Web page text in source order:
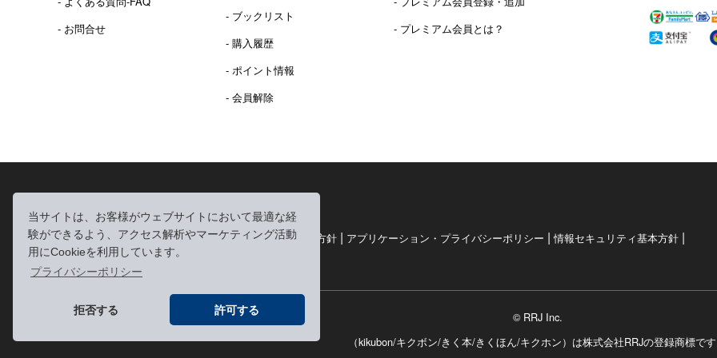
当サイトは、お客様がウェブサイトにおいて最適な経
験ができるよう、アクセス解析やマーケティング活動
用にCookieを利用しています。
プライバシーポリシー
拒否する 許可する
- お問合せ
- ブックリスト
- 購入履歴
- ポイント情報
- 会員解除
- プレミアム会員とは？
利用規約|個人情報の取り扱いについて| 個人情報保護方針 | アプリケーション・プライバシーポリシー |情報セキュリティ基本方針 |
特定商取引法に基づく表記
© RRJ Inc.
（kikubon/キクボン/きく本/きくほん/キクホン）は株式会社RRJの登録商標で